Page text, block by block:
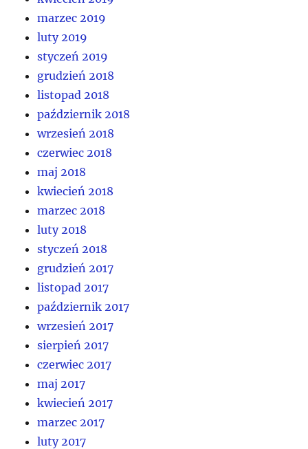
marzec 2019
luty 2019
styczeń 2019
grudzień 2018
listopad 2018
październik 2018
wrzesień 2018
czerwiec 2018
maj 2018
kwiecień 2018
marzec 2018
luty 2018
styczeń 2018
grudzień 2017
listopad 2017
październik 2017
wrzesień 2017
sierpień 2017
czerwiec 2017
maj 2017
kwiecień 2017
marzec 2017
luty 2017